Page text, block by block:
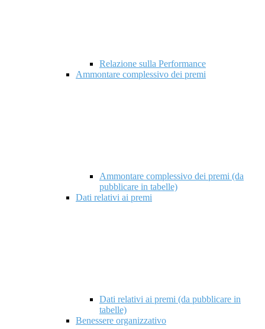
Relazione sulla Performance
Ammontare complessivo dei premi
Ammontare complessivo dei premi (da
pubblicare in tabelle)
Dati relativi ai premi
Dati relativi ai premi (da pubblicare in
tabelle)
Benessere organizzativo